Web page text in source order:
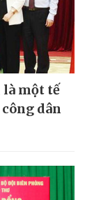
một tế
dân